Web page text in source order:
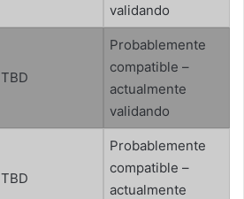
validando
TBD
Probablemente
compatible –
actualmente
validando
TBD
Probablemente
compatible –
actualmente